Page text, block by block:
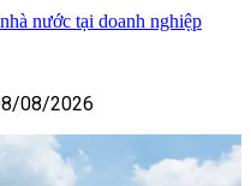
nước tại doanh nghiệp
08/2026